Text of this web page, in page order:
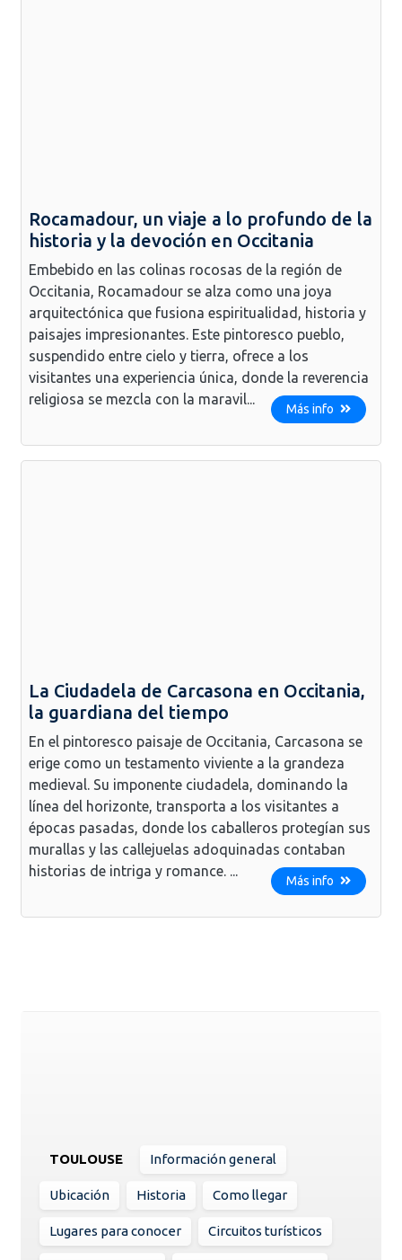
Rocamadour, un viaje a lo profundo de la
historia y la devoción en Occitania
Embebido en las colinas rocosas de la región de
Occitania, Rocamadour se alza como una joya
arquitectónica que fusiona espiritualidad, historia y
paisajes impresionantes. Este pintoresco pueblo,
suspendido entre cielo y tierra, ofrece a los
visitantes una experiencia única, donde la reverencia
religiosa se mezcla con la maravil...
Más info
La Ciudadela de Carcasona en Occitania,
la guardiana del tiempo
En el pintoresco paisaje de Occitania, Carcasona se
erige como un testamento viviente a la grandeza
medieval. Su imponente ciudadela, dominando la
línea del horizonte, transporta a los visitantes a
épocas pasadas, donde los caballeros protegían sus
murallas y las callejuelas adoquinadas contaban
historias de intriga y romance. ...
Más info
TOULOUSE Información general
Ubicación Historia Como llegar
Lugares para conocer Circuitos turísticos